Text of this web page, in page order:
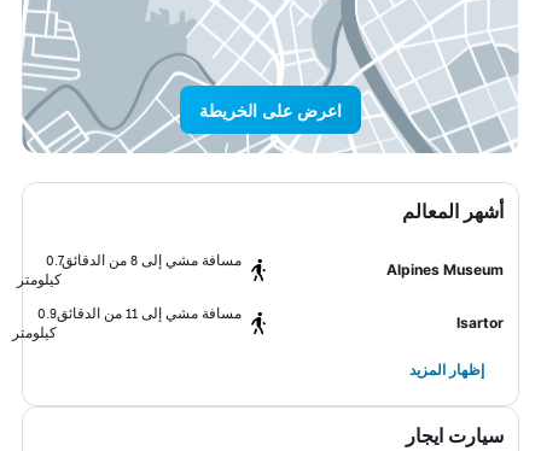
اعرض على الخريطة
أشهر المعالم
Alpines Museum
مسافة مشي إلى 8 من الدقائق
0.7
كيلومتر
Isartor
مسافة مشي إلى 11 من الدقائق
0.9
كيلومتر
إظهار المزيد
سيارت ايجار